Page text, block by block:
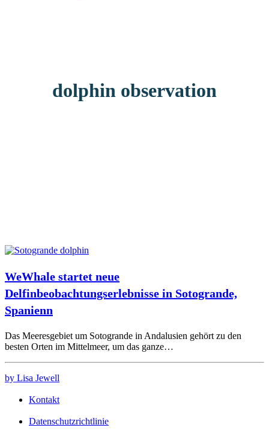
dolphin observation
WeWhale startet neue
Delfinbeobachtungserlebnisse in Sotogrande,
Spanienn
Das Meeresgebiet um Sotogrande in Andalusien gehört zu den
besten Orten im Mittelmeer, um das ganze…
by Lisa Jewell
Kontakt
Datenschutzrichtlinie